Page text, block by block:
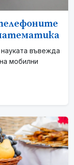
въвежда
мобилни